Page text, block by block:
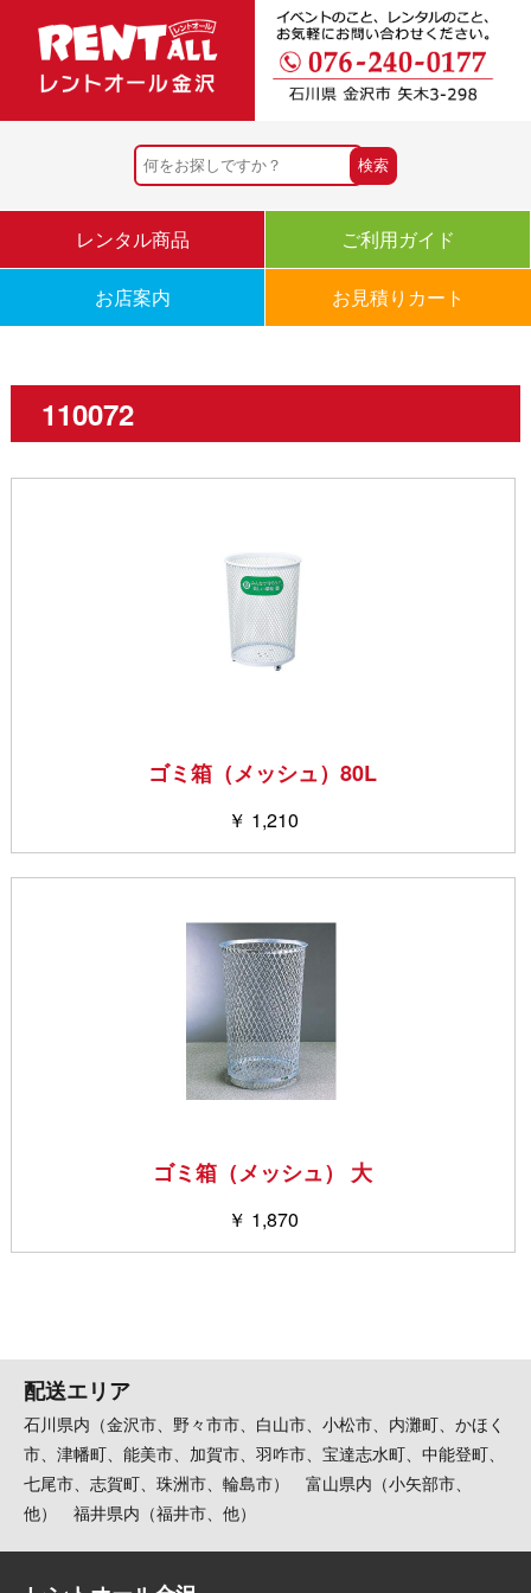
レンタル商品 ご利用ガイド
お店案内 お見積りカート
110072
ゴミ箱（メッシュ）80L
￥ 1,210
ゴミ箱（メッシュ） 大
￥ 1,870
配送エリア
石川県内（金沢市、野々市市、白山市、小松市、内灘町、かほく
市、津幡町、能美市、加賀市、羽咋市、宝達志水町、中能登町、
七尾市、志賀町、珠洲市、輪島市） 富山県内（小矢部市、
他） 福井県内（福井市、他）